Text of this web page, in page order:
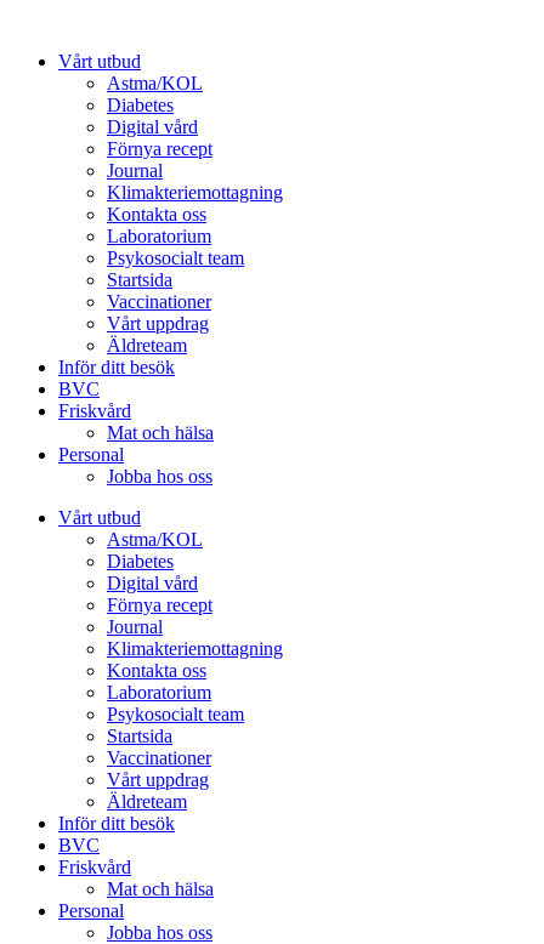
innehållVårt utbud
Astma/KOL
Diabetes
Digital vård
Förnya recept
Journal
Klimakteriemottagning
Kontakta oss
Laboratorium
Psykosocialt team
Startsida
Vaccinationer
Vårt uppdrag
Äldreteam
Inför ditt besök
BVC
Friskvård
Mat och hälsa
Personal
Jobba hos oss
Vårt utbud
Astma/KOL
Diabetes
Digital vård
Förnya recept
Journal
Klimakteriemottagning
Kontakta oss
Laboratorium
Psykosocialt team
Startsida
Vaccinationer
Vårt uppdrag
Äldreteam
Inför ditt besök
BVC
Friskvård
Mat och hälsa
Personal
Jobba hos oss